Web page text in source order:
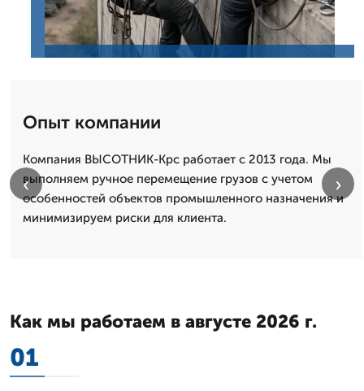
Опыт компании
Компания ВЫСОТНИК-Крс работает с 2013 года. Мы
выполняем ручное перемещение грузов с учетом
особенностей объектов промышленного назначения и
минимизируем риски для клиента.
‹ ›
Как мы работаем в августе 2026 г.
01